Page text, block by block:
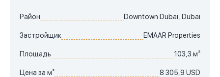
Район Downtown Dubai, Dubai
Застройщик EMAAR Properties
Площадь 103,3 м²
Цена за м² 8 305,9 USD